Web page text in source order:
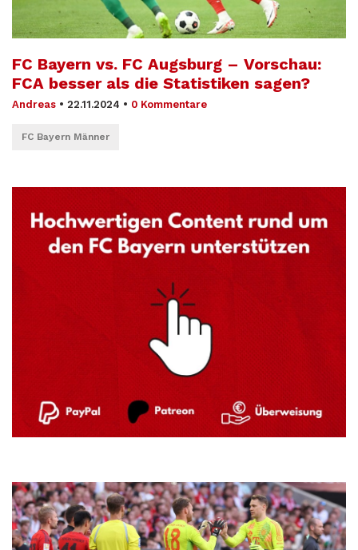
FC Bayern vs. FC Augsburg – Vorschau:
FCA besser als die Statistiken sagen?
Andreas • 22.11.2024 • 0 Kommentare
FC Bayern Männer